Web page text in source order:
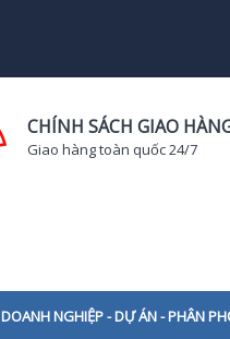
CHÍNH SÁCH GIAO
Giao hàng toàn quốc 24/7
DOANH NGHIỆP - DỰ ÁN - PHÂN